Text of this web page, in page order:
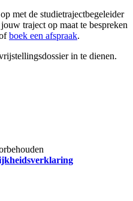
met de studietrajectbegeleider
traject op maat te bespreken
boek een afspraak.
in te dienen.